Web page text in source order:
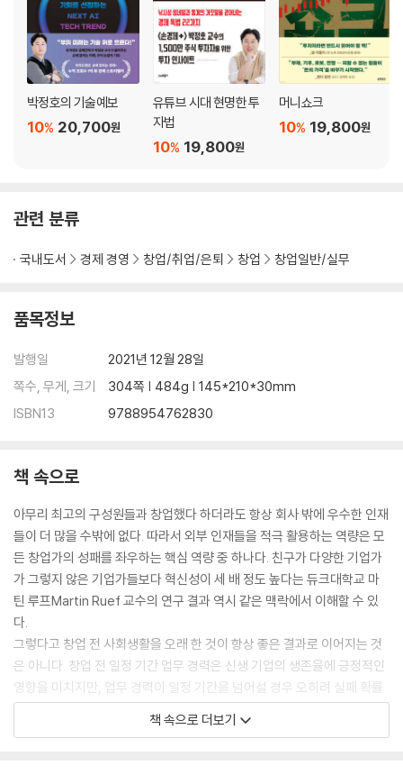
06 창업 시 가장 큰 난관은 인사 문제다
07 스타트업에게 사칙은 어떤 의미일까
08 사칙보다 중요한 것은 조직문화를 어떻게 형성하느냐다
09 스타트업도 업무 권한 이양이 필요한가
| 5장 | 누구에게서 도움을 받을 수 있을까
01 어떤 조력자를 선택하느냐에 사업의 성패가 달려 있다
| 6장 | 자금은 어디서 조달하는가
01 외부 투자와 가족 투자, 무엇이 어떻게 다른가
03 벤처캐피털 자금은 어떤 자금인가
05 벤처기업의 목적은 이노비즈 기업인가
01 핵심역량을 어디에서 찾아야 하는가
03 특허만큼 중요한 것이 비즈니스 모델이다
04 창업 시 가장 든든한 자산은 경험이다
| 8장 | 어떻게 판매할 것인가
01 판매를 위해서는 평판을 형성하라
02 박람회를 적극 활용해라
03 판매를 위해서는 체험 기회를 주어야 한다
04 만드는 것 못지않게 전달하는 것도 중요하다
05 제품명은 청각적 요소를 고려해 결정된다
| 9장 | 어디서 창업해야 하나
01 첫 사무실은 어디에 두어야 하나
02 사무실 공간은 어떻게 구성해야 하나
박정호의 기술예보
20,700원
10%
유튜브 시대 현명한 투
자법
19,800원
10%
머니쇼크
19,800원
10%
관련 분류
국내도서 경제 경영 창업/취업/은퇴 창업 창업일반/실무
품목정보
발행일
2021년 12월 28일
쪽수, 무게, 크기
304쪽 | 484g | 145*210*30mm
ISBN13
9788954762830
책 속으로
아무리 최고의 구성원들과 창업했다 하더라도 항상 회사 밖에 우수한 인재
들이 더 많을 수밖에 없다. 따라서 외부 인재들을 적극 활용하는 역량은 모
든 창업가의 성패를 좌우하는 핵심 역량 중 하나다. 친구가 다양한 기업가
가 그렇지 않은 기업가들보다 혁신성이 세 배 정도 높다는 듀크대학교 마
틴 루프Martin Ruef 교수의 연구 결과 역시 같은 맥락에서 이해할 수 있
다.
그렇다고 창업 전 사회생활을 오래 한 것이 항상 좋은 결과로 이어지는 것
은 아니다. 창업 전 일정 기간 업무 경력은 신생 기업의 생존율에 긍정적인
영향을 미치지만, 업무 경력이 일정 기간을 넘어설 경우 오히려 실패 확률
이 높아지는 것이 일반적이다.
---「1장 04 창업에 적합한 나이는 얼마일까」 중에서
책 속으로 더보기